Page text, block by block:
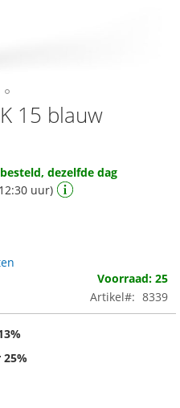
15 blauw
dezelfde dag
uur)
Voorraad: 25
Artikel
8339
%
25%